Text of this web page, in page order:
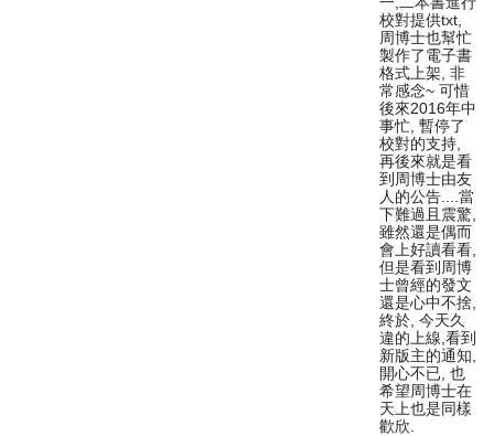
校對提供txt,
周博士也幫忙
製作了電子書
格式上架, 非
常感念~ 可惜
後來2016年中
事忙, 暫停了
校對的支持,
再後來就是看
到周博士由友
人的公告....當
下難過且震驚,
雖然還是偶而
會上好讀看看,
但是看到周博
士曾經的發文
還是心中不捨,
終於, 今天久
違的上線,看到
新版主的通知,
開心不已, 也
希望周博士在
天上也是同樣
歡欣.